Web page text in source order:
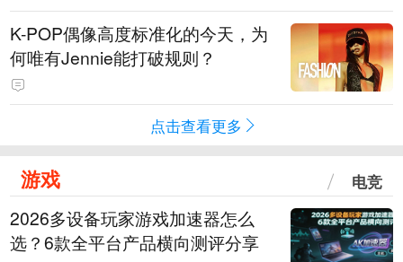
K-POP偶像高度标准化的今天，为
何唯有Jennie能打破规则？
点击查看更多
游戏 电竞
2026多设备玩家游戏加速器怎么
选？6款全平台产品横向测评分享